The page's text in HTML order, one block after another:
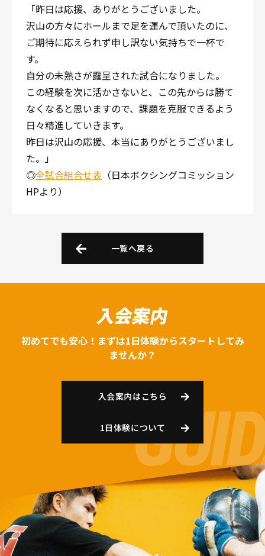
「昨日は応援、ありがとうございました。
沢山の方々にホールまで足を運んで頂いたのに、
ご期待に応えられず申し訳ない気持ちで一杯で
す。
自分の未熟さが露呈された試合になりました。
この経験を次に活かさないと、この先からは勝て
なくなると思いますので、課題を克服できるよう
日々精進していきます。
昨日は沢山の応援、本当にありがとうございまし
た。」
◎全試合組合せ表 （日本ボクシングコミッション
HPより）
一覧へ戻る
入会案内
初めてでも安心！まずは1日体験からスタートしてみ
ませんか？
入会案内はこちら
1日体験について